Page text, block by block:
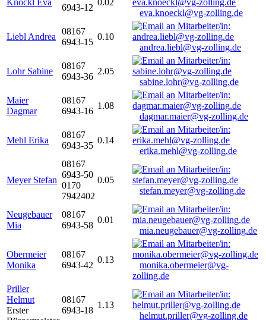
Knöckl Eva
6943-12
0.02
eva.knoeckl@vg-zolling.de
Liebl Andrea
08167
6943-15
0.10
andrea.liebl@vg-zolling.de
Lohr Sabine
08167
6943-36
2.05
sabine.lohr@vg-zolling.de
Maier
Dagmar
08167
6943-16
1.08
dagmar.maier@vg-zolling.de
Mehl Erika
08167
6943-35
0.14
erika.mehl@vg-zolling.de
Meyer Stefan
08167
6943-50
0170
7942402
0.05
stefan.meyer@vg-zolling.de
Neugebauer
Mia
08167
6943-58
0.01
mia.neugebauer@vg-zolling.de
Obermeier
Monika
08167
6943-42
0.13
monika.obermeier@vg-
zolling.de
Priller
Helmut
Erster
08167
6943-18
1.13
helmut.priller@vg-zolling.de